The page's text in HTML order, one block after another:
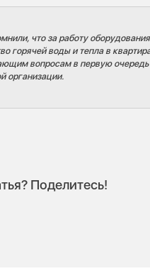
что за работу
горячей воды и тепла в
вопросам в первую очередь
организации.
Поделитесь!